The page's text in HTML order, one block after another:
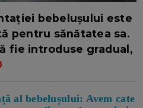
bebelușului este
pentru sănătatea sa.
fie introduse gradual,
al bebelușului: Avem cate